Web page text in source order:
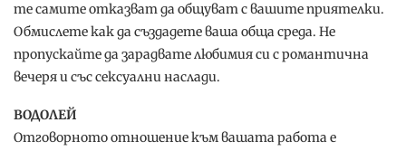
те самите отказват да общуват с вашите приятелки.
Обмислете как да създадете ваша обща среда. Не
пропускайте да зарадвате любимия си с романтична
вечеря и със сексуални наслади.
ВОДОЛЕЙ
Отговорното отношение към вашата работа е